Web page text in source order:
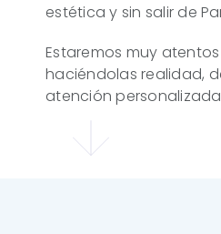
estética y sin salir de
Estaremos muy
haciéndolas realidad,
atención